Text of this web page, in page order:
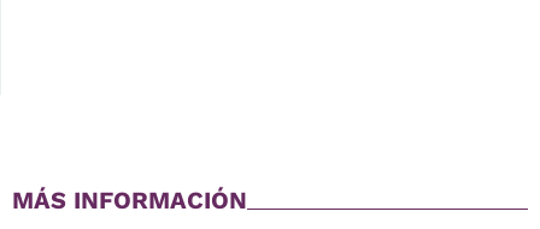
MÁS INFORMACIÓN